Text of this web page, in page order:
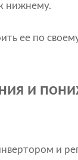
нижнему.
ее по
и
и